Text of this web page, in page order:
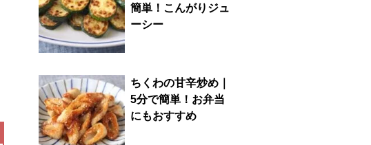
簡単！こんがりジュ
ーシー
ちくわの甘辛炒め｜
5分で簡単！お弁当
にもおすすめ